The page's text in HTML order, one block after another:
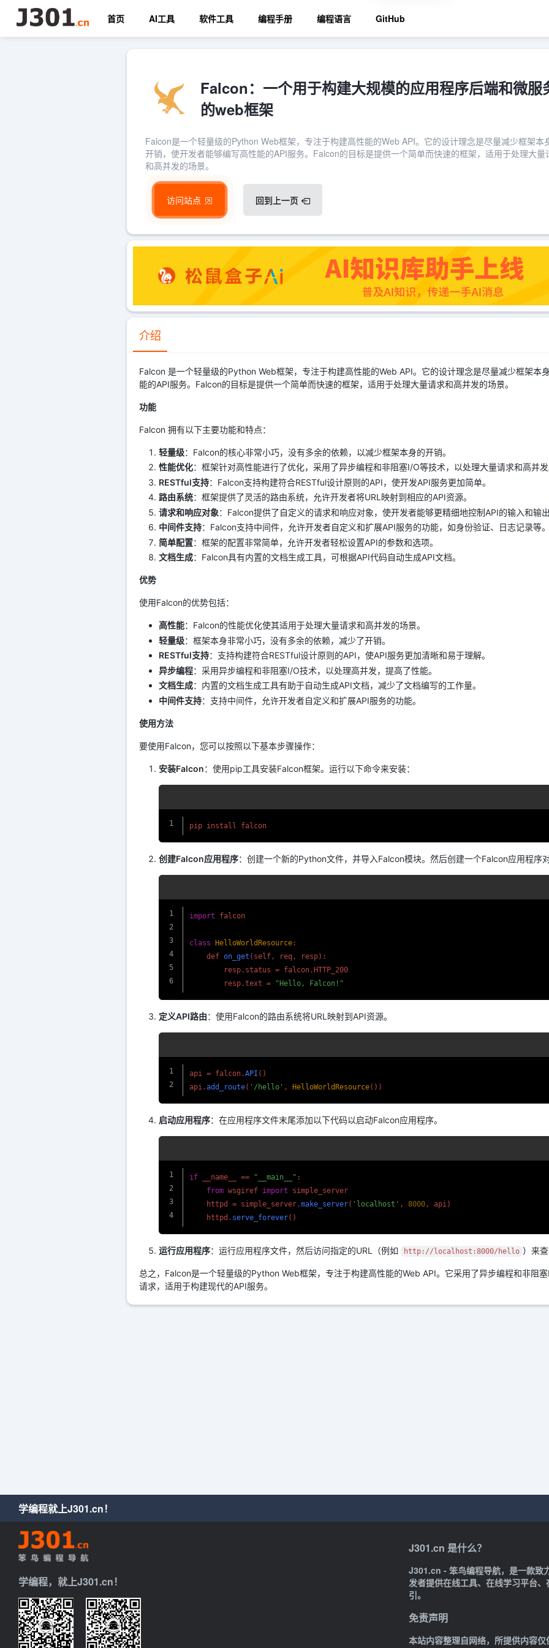
首页 AI工具 软件工具 编程手册 编程语言 GitHub
Falcon：一个用于构建大规模的应用程序后端和微服
的web框架
Falcon是一个轻量级的Python Web框架，专注于构建高性能的Web API。它的设计理念是尽量减少框架本
开销，使开发者能够编写高性能的API服务。Falcon的目标是提供一个简单而快速的框架，适用于处理大量
和高并发的场景。
访问站点 回到上一页
介绍
Falcon 是一个轻量级的Python Web框架，专注于构建高性能的Web API。它的设计理念是尽量减少框架本
能的API服务。Falcon的目标是提供一个简单而快速的框架，适用于处理大量请求和高并发的场景。
功能
Falcon 拥有以下主要功能和特点：
轻量级：Falcon的核心非常小巧，没有多余的依赖，以减少框架本身的开销。
性能优化：框架针对高性能进行了优化，采用了异步编程和非阻塞I/O等技术，以处理大量请求和高并
RESTful支持：Falcon支持构建符合RESTful设计原则的API，使开发API服务更加简单。
路由系统：框架提供了灵活的路由系统，允许开发者将URL映射到相应的API资源。
请求和响应对象：Falcon提供了自定义的请求和响应对象，使开发者能够更精细地控制API的输入和输
中间件支持：Falcon支持中间件，允许开发者自定义和扩展API服务的功能，如身份验证、日志记录等
简单配置：框架的配置非常简单，允许开发者轻松设置API的参数和选项。
文档生成：Falcon具有内置的文档生成工具，可根据API代码自动生成API文档。
优势
使用Falcon的优势包括：
高性能：Falcon的性能优化使其适用于处理大量请求和高并发的场景。
轻量级：框架本身非常小巧，没有多余的依赖，减少了开销。
RESTful支持：支持构建符合RESTful设计原则的API，使API服务更加清晰和易于理解。
异步编程：采用异步编程和非阻塞I/O技术，以处理高并发，提高了性能。
文档生成：内置的文档生成工具有助于自动生成API文档，减少了文档编写的工作量。
中间件支持：支持中间件，允许开发者自定义和扩展API服务的功能。
使用方法
要使用Falcon，您可以按照以下基本步骤操作：
安装Falcon：使用pip工具安装Falcon框架。运行以下命令来安装：
创建Falcon应用程序：创建一个新的Python文件，并导入Falcon模块。然后创建一个Falcon应用程序
import falcon
class HelloWorldResource:
    def
on_get (self, req, resp):
        resp.
status = falcon. HTTP_200
        resp.
text = "Hello, Falcon!"
定义API路由：使用Falcon的路由系统将URL映射到API资源。
api = falcon.API ()
api.add_route( '/hello' , HelloWorldResource
启动应用程序：在应用程序文件末尾添加以下代码以启动Falcon应用程序。
if __name__ == "__main__" :
from wsgiref import simple_server
    httpd = simple_server.
make_server( 'localhost' , 8000, api)
    httpd.
serve_forever
运行应用程序：运行应用程序文件，然后访问指定的URL（例如 http://localhost:8000/hello ）来
总之，Falcon是一个轻量级的Python Web框架，专注于构建高性能的Web API。它采用了异步编程和非阻
请求，适用于构建现代的API服务。
学编程就上J301.cn！
学编程，就上J301.cn！
J301.cn 是什么？
J301.cn - 笨鸟编程导航，是一款致
发者提供在线工具、在线学习平台
引。
免责声明
本站内容整理自网络，所提供内容